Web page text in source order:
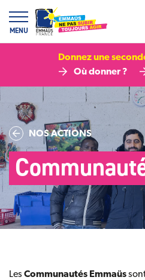
MENU
Donnez une
Où donner ?
NOS ACTIONS
Les Communautés Emmaüs
Panneau de gestion des cookies